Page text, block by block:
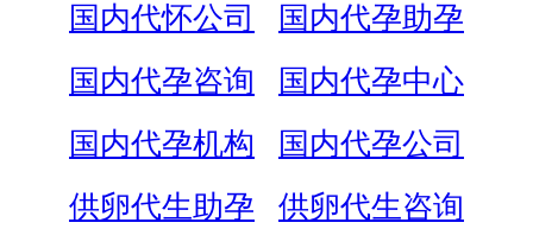
国内代怀公司
国内代孕助孕
国内代孕咨询
国内代孕中心
国内代孕机构
国内代孕公司
供卵代生助孕
供卵代生咨询